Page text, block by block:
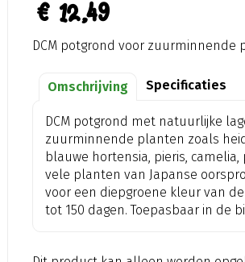
€ 12,49
DCM potgrond voor zuurminnende
Omschrijving Specificaties
DCM potgrond met natuurlijke
zuurminnende planten zoals
blauwe hortensia, pieris,
vele planten van Japanse
voor een diepgroene kleur van
tot 150 dagen. Toepasbaar in de